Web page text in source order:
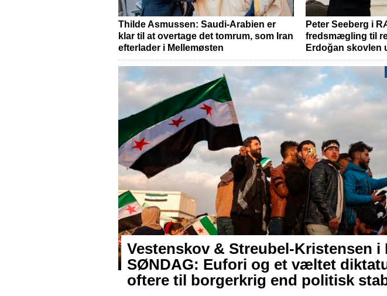
Thilde Asmussen: Saudi-Arabien er
klar til at overtage det tomrum, som Iran
efterlader i Mellemøsten
Peter Seeberg i
fredsmægling til
Erdoğan skovlen
Vestenskov & Streubel-Kristensen i
SØNDAG: Eufori og et væltet
oftere til borgerkrig end politisk